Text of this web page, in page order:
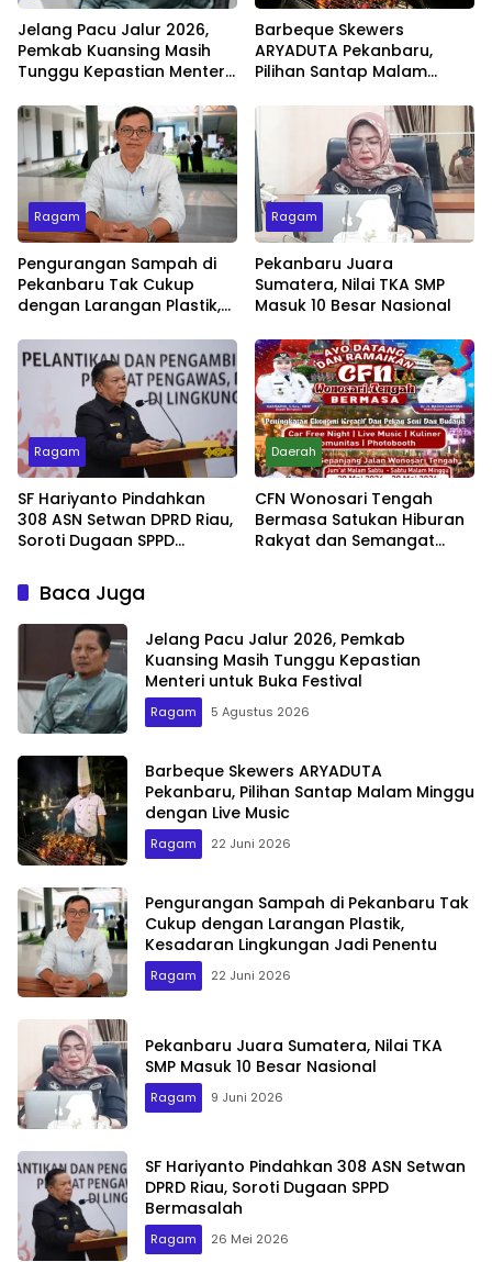
Jelang Pacu Jalur 2026,
Pemkab Kuansing Masih
Tunggu Kepastian Menteri
Barbeque Skewers
ARYADUTA Pekanbaru,
Pilihan Santap Malam
Ragam
Pengurangan Sampah di
Pekanbaru Tak Cukup
dengan Larangan Plastik,
Jadi Penentu
Ragam
Pekanbaru Juara
Sumatera, Nilai TKA SMP
Masuk 10 Besar Nasional
Ragam
SF Hariyanto Pindahkan
308 ASN Setwan DPRD Riau,
Soroti Dugaan SPPD
Daerah
CFN Wonosari Tengah
Bermasa Satukan Hiburan
Rakyat dan Semangat
Baca Juga
Jelang Pacu Jalur 2026, Pemkab
Kuansing Masih Tunggu Kepastian
Menteri untuk Buka Festival
Ragam 5 Agustus 2026
Barbeque Skewers ARYADUTA
Pekanbaru, Pilihan Santap Malam Minggu
dengan Live Music
Ragam 22 Juni 2026
Pengurangan Sampah di Pekanbaru Tak
Cukup dengan Larangan Plastik,
Kesadaran Lingkungan Jadi Penentu
Ragam 22 Juni 2026
Pekanbaru Juara Sumatera, Nilai TKA
SMP Masuk 10 Besar Nasional
Ragam 9 Juni 2026
SF Hariyanto Pindahkan 308 ASN Setwan
DPRD Riau, Soroti Dugaan SPPD
Bermasalah
Ragam 26 Mei 2026